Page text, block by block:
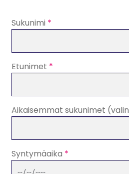
Sukunimi *
Etunimet *
Aikaisemmat sukunimet
Syntymäaika *